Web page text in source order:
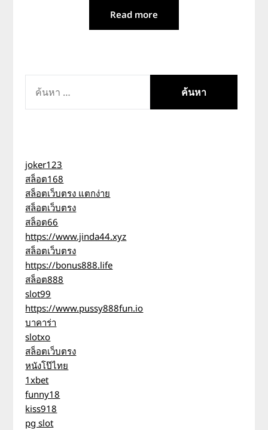
Read more
สำหรับ:
joker123
สล็อต168
สล็อตเว็บตรง แตกง่าย
สล็อตเว็บตรง
สล็อต66
https://www.jinda44.xyz
สล็อตเว็บตรง
https://bonus888.life
สล็อต888
slot99
https://www.pussy888fun.io
บาคาร่า
slotxo
สล็อตเว็บตรง
หนังโป๊ไทย
1xbet
funny18
kiss918
pg slot